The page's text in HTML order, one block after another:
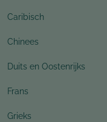
Caribisch
Chinees
Duits en Oostenrijks
Frans
Grieks